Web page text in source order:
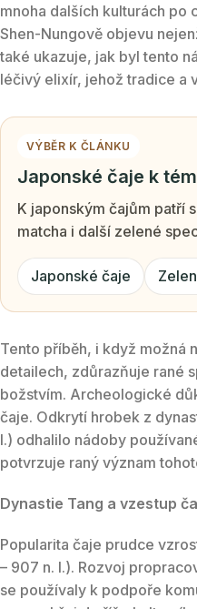
mnoha dalších kulturách po
Shen-Nungově objevu
také ukazuje, jak byl tento
léčivý elixír, jehož tradice a
VÝBĚR K ČLÁNKU
Japonské čaje k
K japonským čajům patří
matcha i další zelené
Japonské čaje
Tento příběh, i když možná
detailech, zdůrazňuje rané
božstvím. Archeologické
čaje. Odkrytí hrobek z
l.) odhalilo nádoby
potvrzuje raný význam
Dynastie Tang a vzestup
Popularita čaje prudce
– 907 n. l.). Rozvoj
se používaly k podpoře